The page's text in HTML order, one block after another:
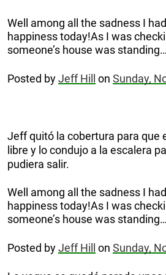
Well among all the sadness I
happiness today!As I was
someone’s house was standing…
Posted byJeff Hill on Sunday,
Jeff quitó la cobertura para que
libre y lo condujo a la escalera
pudiera salir.
Well among all the sadness I
happiness today!As I was
someone’s house was standing…
Posted byJeff Hill on Sunday,